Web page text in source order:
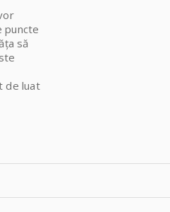
puncte
să
de luat